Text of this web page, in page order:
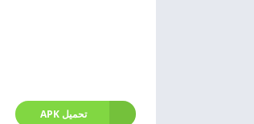
تحميل APK